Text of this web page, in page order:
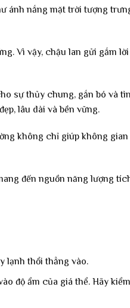
ánh nắng mặt trời tượng
Vì vậy, chậu lan gửi gắm
sự thủy chung, gắn bó và
lâu dài và bền vững.
không chỉ giúp không
đến nguồn năng lượng
lạnh thổi thẳng vào.
độ ẩm của giá thể. Hãy